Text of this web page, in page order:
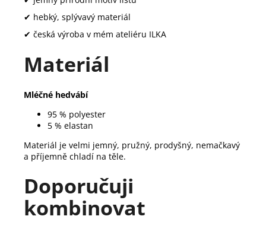
✔ hebký, splývavý materiál
✔ česká výroba v mém ateliéru ILKA
Materiál
Mléčné hedvábí
95 % polyester
5 % elastan
Materiál je velmi jemný, pružný, prodyšný, nemačkavý
a příjemně chladí na těle.
Doporučuji
kombinovat